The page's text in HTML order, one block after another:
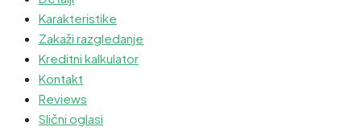
Karakteristike
Zakaži razgledanje
Kreditni kalkulator
Kontakt
Reviews
Slični oglasi